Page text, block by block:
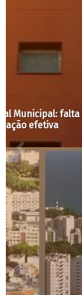
LabCidade